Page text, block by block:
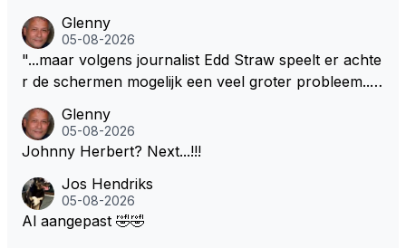
presentator bij RTL Duitsland, een televisiezender di
e de Formule 1 uitzendt in Duitsland..., mwah!
Glenny
05-08-2026
"...maar volgens journalist Edd Straw speelt er achte
r de schermen mogelijk een veel groter probleem..."
Glenny
05-08-2026
Johnny Herbert? Next...!!!
Jos Hendriks
05-08-2026
Al aangepast 🤣🤣